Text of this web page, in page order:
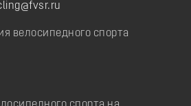
велосипедного спорта